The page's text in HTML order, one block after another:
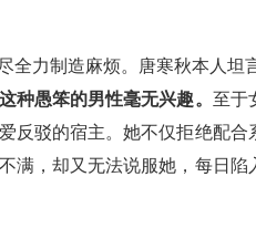
力制造麻烦。唐寒秋本人坦
种愚笨的男性毫无兴趣。 至于
反驳的宿主。她不仅拒绝配合
满，却又无法说服她，每日